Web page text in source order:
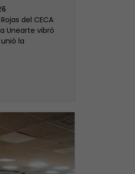
del CECA
Unearte vibró
la